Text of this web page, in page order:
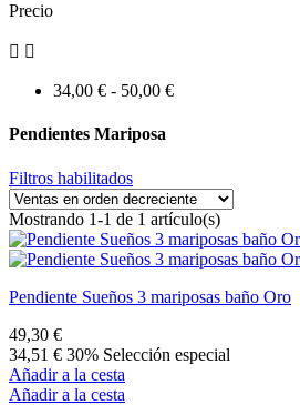
Precio
 
34,00 € - 50,00 €
Pendientes Mariposa
Filtros habilitados
Mostrando 1-1 de 1 artículo(s)
Pendiente Sueños 3 mariposas baño Oro
49,30 €
34,51 € 30% Selección especial
Añadir a la cesta
Añadir a la cesta